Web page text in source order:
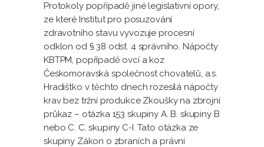
Protokoly popřípadě jiné legislativní opory,
ze které Institut pro posuzování
zdravotního stavu vyvozuje procesní
odklon od § 38 odst. 4 správního. Nápočty
KBTPM, popřípadě ovcí a koz
Českomoravská společnost chovatelů, a.s.
Hradištko v těchto dnech rozesílá nápočty
krav bez tržní produkce Zkoušky na zbrojní
průkaz – otázka 153 skupiny A. B. skupiny B
nebo C. C. skupiny C-I. Tato otázka ze
skupiny Zákon o zbraních a právní